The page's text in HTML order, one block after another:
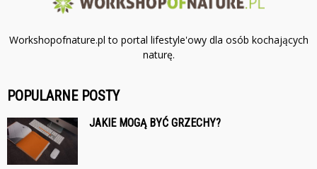
Workshopofnature.pl to portal lifestyle'owy dla osób kochających
naturę.
POPULARNE POSTY
JAKIE MOGĄ BYĆ GRZECHY?